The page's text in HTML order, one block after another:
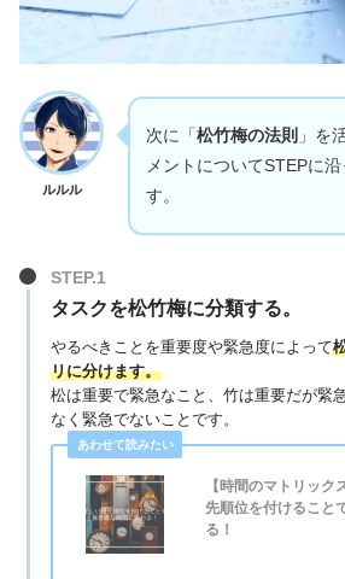
ルルル
次に「松竹梅の法則 」を
メントについてSTEPに
す。
タスクを松竹梅に分類する。
やるべきことを重要度や緊急度によって
リに分けます。
松は重要で緊急なこと、竹は重要だが緊
なく緊急でないことです。
【時間のマトリッ
先順位を付けること
る！